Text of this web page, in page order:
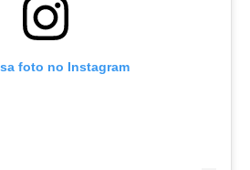
foto no Instagram